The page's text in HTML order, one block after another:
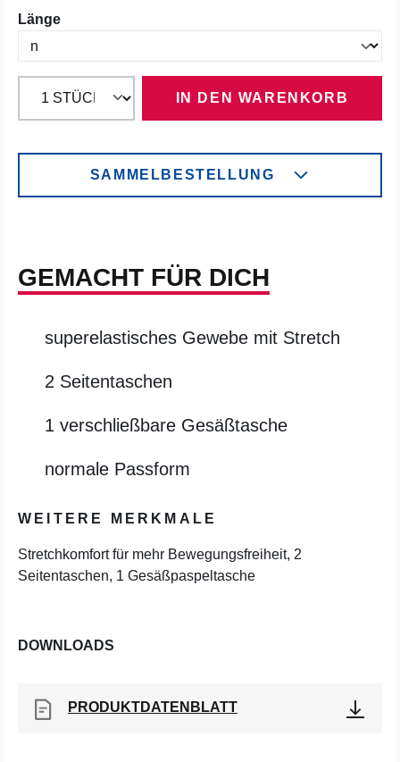
Längeauswählen
IN DEN WARENKORB
SAMMELBESTELLUNG
GEMACHT FÜR DICH
superelastisches Gewebe mit Stretch
2 Seitentaschen
1 verschließbare Gesäßtasche
normale Passform
WEITERE MERKMALE
Stretchkomfort für mehr Bewegungsfreiheit, 2
Seitentaschen, 1 Gesäßpaspeltasche
DOWNLOADS
PRODUKTDATENBLATT